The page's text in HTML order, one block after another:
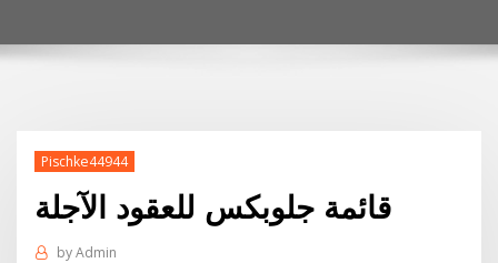
Pischke44944
قائمة جلوبكس للعقود الآجلة
byAdmin